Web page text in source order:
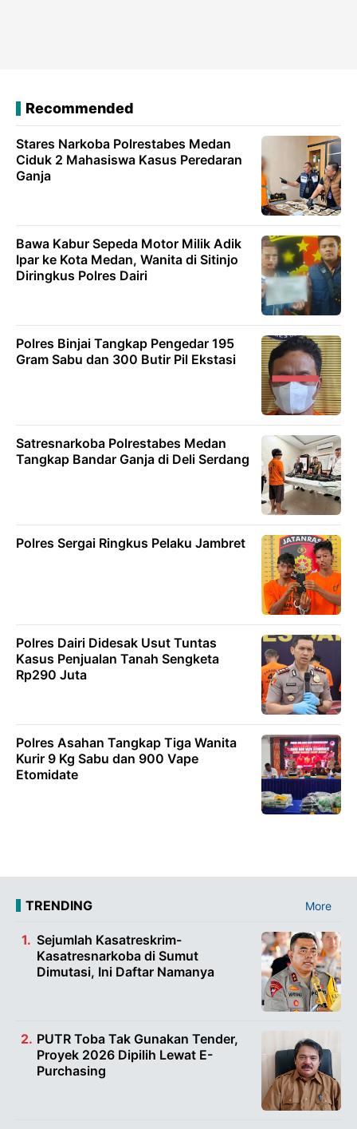
Recommended
Stares Narkoba Polrestabes Medan
Ciduk 2 Mahasiswa Kasus Peredaran
Ganja
Bawa Kabur Sepeda Motor Milik Adik
Ipar ke Kota Medan, Wanita di Sitinjo
Diringkus Polres Dairi
Polres Binjai Tangkap Pengedar 195
Gram Sabu dan 300 Butir Pil Ekstasi
Satresnarkoba Polrestabes Medan
Tangkap Bandar Ganja di Deli Serdang
Polres Sergai Ringkus Pelaku Jambret
Polres Dairi Didesak Usut Tuntas
Kasus Penjualan Tanah Sengketa
Rp290 Juta
Polres Asahan Tangkap Tiga Wanita
Kurir 9 Kg Sabu dan 900 Vape
Etomidate
TRENDING More
Sejumlah Kasatreskrim-
Kasatresnarkoba di Sumut
Dimutasi, Ini Daftar Namanya
PUTR Toba Tak Gunakan Tender,
Proyek 2026 Dipilih Lewat E-
Purchasing